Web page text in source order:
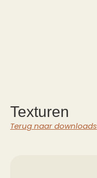
Texturen
Terug naar downloads